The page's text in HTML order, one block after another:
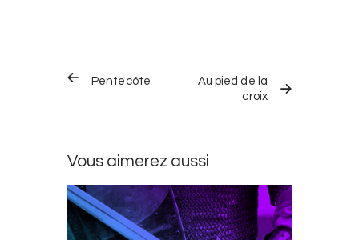
dePRÉCÉDENT
Pentecôte
SUIVANT
Au pied de la
croix
Vous aimerez aussi